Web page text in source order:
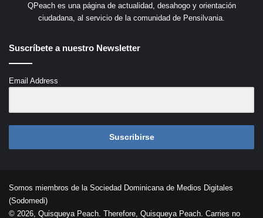
QPeach es una página de actualidad, desahogo y orientación
ciudadana, al servicio de la comunidad de Pensilvania.
Suscríbete a nuestro Newsletter
Email Address
Suscribirse
Somos miembros de la Sociedad Dominicana de Medios Digitales
(Sodomedi)
© 2026, Quisqueya Peach. Therefore, Quisqueya Peach. Carries no